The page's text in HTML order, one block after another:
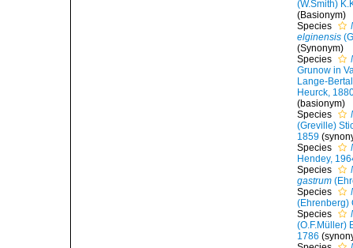
(W.Smith)
(Basionym)
Species
elginensis
(Synonym)
Species
Grunow in
Lange-
Heurck,
(basionym)
Species
(Greville)
1859
Species
Hendey,
Species
gastrum
Species
(Ehrenberg)
Species
(O.F.Müller)
1786